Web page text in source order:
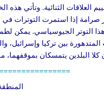
العلاقات الثنائية. وتأتي
إذا استمرت التوترات في
هذا التوتر الجيوسياسي.
بين تركيا وإسرائيل،
البلدين يتمسكان
المنطقة 30 أكتوبر-